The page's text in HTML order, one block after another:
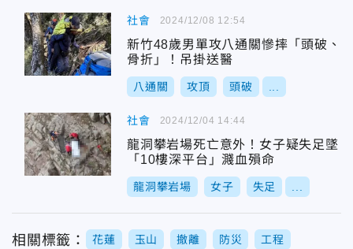
社會
新竹48歲男單攻八通關慘摔「頭破、
骨折」！吊掛送醫
八通關 攻頂 頭破
2024/12/08 12:54
社會
龍洞攀岩場死亡意外！女子疑失足墜
「10樓深平台」濺血殞命
龍洞攀岩場 女子 失足
2024/12/04 14:44
相關標籤： 花蓮 玉山 撤離 防災 工程